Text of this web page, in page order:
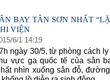
BAY TÂN SƠN NHẤT
VIỆN
/6/1 14:19
ngày 30/5, từ phòng cách
vực ga quốc tế của sân
nhìn xuống sân đỗ,